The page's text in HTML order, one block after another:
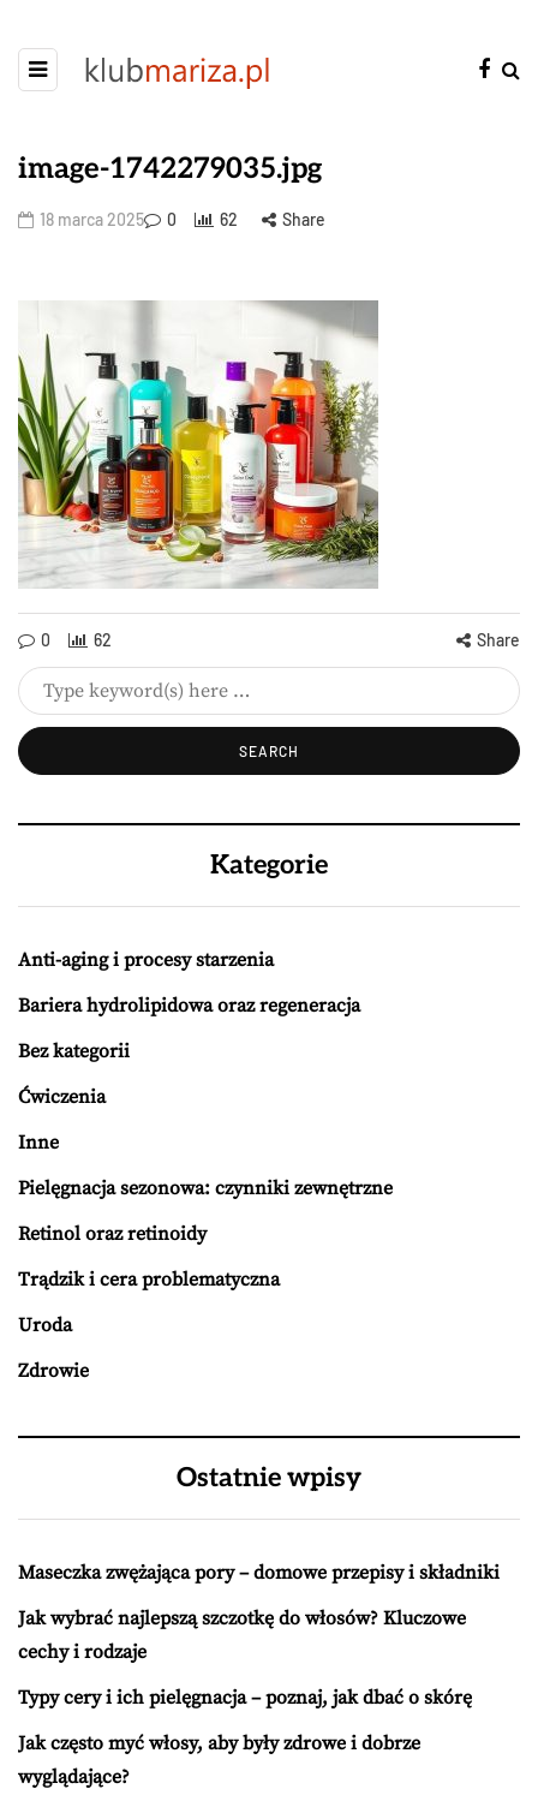
image-1742279035.jpg
18 marca 2025 0 62 Share
0 62 Share
Kategorie
Anti-aging i procesy starzenia
Bariera hydrolipidowa oraz regeneracja
Bez kategorii
Ćwiczenia
Inne
Pielęgnacja sezonowa: czynniki zewnętrzne
Retinol oraz retinoidy
Trądzik i cera problematyczna
Uroda
Zdrowie
Ostatnie wpisy
Maseczka zwężająca pory – domowe przepisy i składniki
Jak wybrać najlepszą szczotkę do włosów? Kluczowe
cechy i rodzaje
Typy cery i ich pielęgnacja – poznaj, jak dbać o skórę
Jak często myć włosy, aby były zdrowe i dobrze
wyglądające?